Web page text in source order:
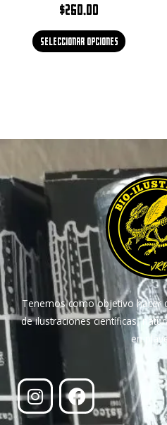
$260.00
Seleccionar opciones
Tenemos como objetivo hacer
de ilustraciones científicas,
en